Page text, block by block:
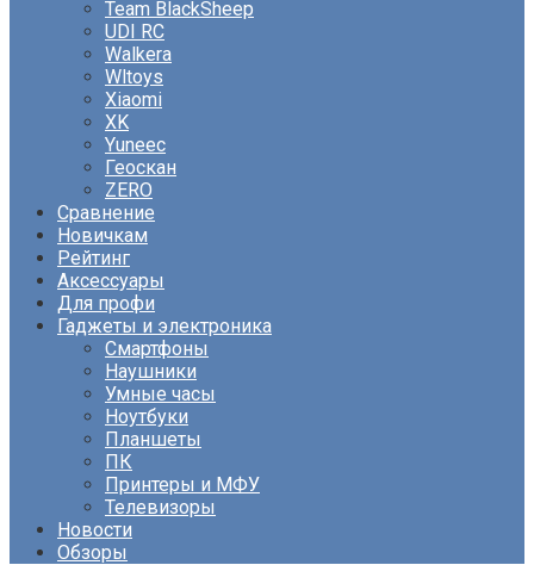
Team BlackSheep
UDI RC
Walkera
Wltoys
Xiaomi
XK
Yuneec
Геоскан
ZERO
Сравнение
Новичкам
Рейтинг
Аксессуары
Для профи
Гаджеты и электроника
Смартфоны
Наушники
Умные часы
Ноутбуки
Планшеты
ПК
Принтеры и МФУ
Телевизоры
Новости
Обзоры